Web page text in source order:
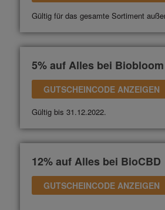
Gültig für das gesamte Sortiment
5% auf Alles bei Biobloom
GUTSCHEINCODE ANZEIGEN
Gültig bis 31.12.2022.
12% auf Alles bei BioCBD
GUTSCHEINCODE ANZEIGEN